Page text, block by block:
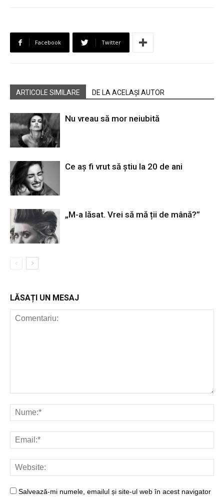
Facebook Twitter
ARTICOLE SIMILARE DE LA ACELAȘI AUTOR
Nu vreau să mor neiubită
Ce aș fi vrut să știu la 20 de ani
„M-a lăsat. Vrei să mă ții de mână?”
LĂSAȚI UN MESAJ
Salvează-mi numele, emailul și site-ul web în acest navigator